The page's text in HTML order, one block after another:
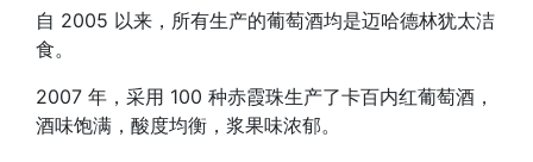
自 2005 以来，所有生产的葡萄酒均是迈哈德林犹太洁
食。
2007 年，采用 100 种赤霞珠生产了卡百内红葡萄酒，
酒味饱满，酸度均衡，浆果味浓郁。